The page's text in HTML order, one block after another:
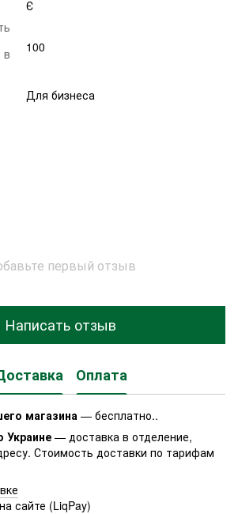
Є
в
100
Для бизнеса
первый отзыв
Написать отзыв
Оплата
магазина — бесплатно..
Украине — доставка в отделение,
Стоимость доставки по тарифам
сайте (LiqPay)